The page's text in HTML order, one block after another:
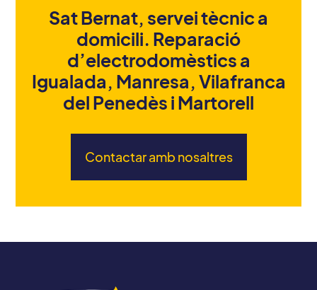
Sat Bernat, servei tècnic a
domicili. Reparació
d’electrodomèstics a
Igualada, Manresa, Vilafranca
del Penedès i Martorell
Contactar amb nosaltres